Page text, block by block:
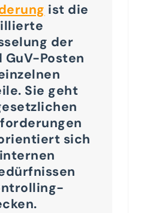
ist die
der
GuV-Posten
Sie geht
sich